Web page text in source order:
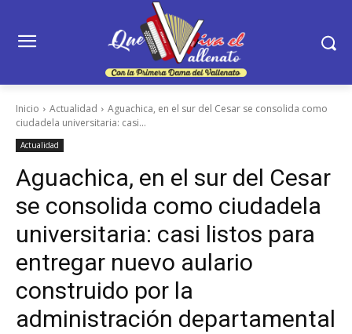
Inicio Actualidad
Aguachica, en el sur del Cesar se consolida como
ciudadela universitaria: casi...
Actualidad
Aguachica, en el sur del Cesar
se consolida como ciudadela
universitaria: casi listos para
entregar nuevo aulario
construido por la
administración departamental